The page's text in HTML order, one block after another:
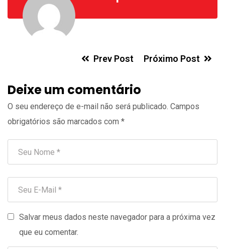
Prev Post Próximo Post
Deixe um comentário
O seu endereço de e-mail não será publicado. Campos
obrigatórios são marcados com *
Salvar meus dados neste navegador para a próxima vez
que eu comentar.